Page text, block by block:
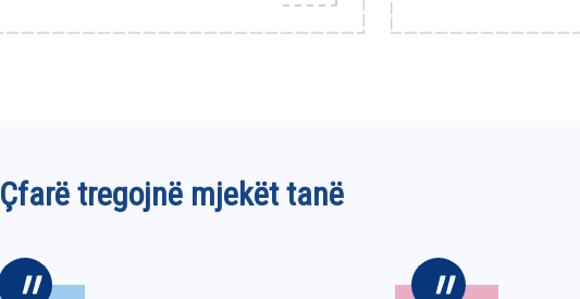
Çfarë tregojnë mjekët tanë